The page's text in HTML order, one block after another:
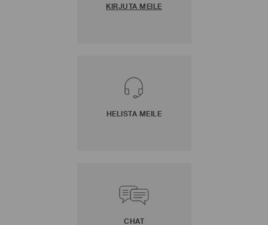
KIRJUTA MEILE
HELISTA MEILE
CHAT